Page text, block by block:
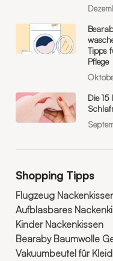
Tipps
Pflege
Die 15
Shopping Tipps
Flugzeug
Aufblasbares
Kinder Nackenkissen
Bearaby Baumwolle
Vakuumbeutel für